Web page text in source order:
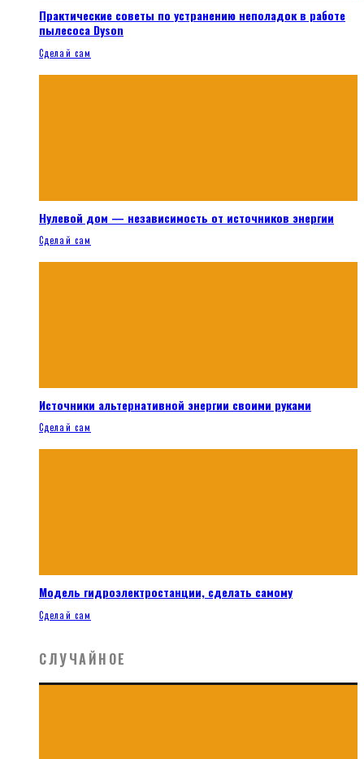
Практические советы по устранению неполадок в работе
пылесоса Dyson
Сделай сам
Нулевой дом — независимость от источников энергии
Сделай сам
Источники альтернативной энергии своими руками
Сделай сам
Модель гидроэлектростанции, сделать самому
Сделай сам
СЛУЧАЙНОЕ